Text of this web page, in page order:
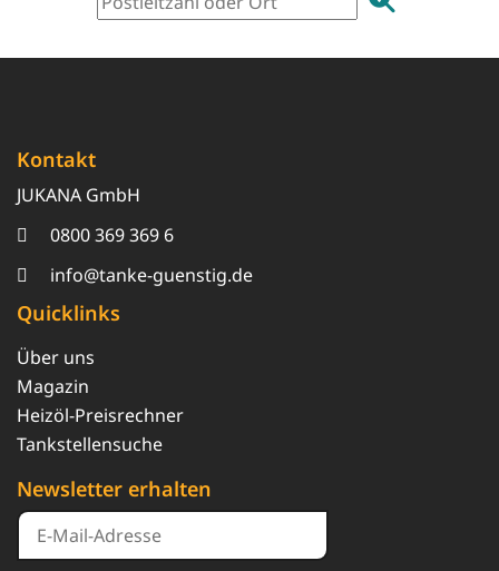
Kontakt
JUKANA GmbH
0800 369 369 6
info@tanke-guenstig.de
Quicklinks
Über uns
Magazin
Heizöl-Preisrechner
Tankstellensuche
Newsletter erhalten